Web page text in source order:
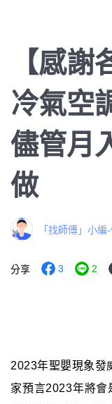
【感謝
冷氣空
儘管月
做
「找師傅」小編
分享 3 2
2023年聖嬰現象發
家預言2023年將會